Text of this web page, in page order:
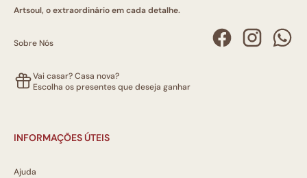
Artsoul, o extraordinário em cada detalhe.
Sobre Nós
Vai casar? Casa nova?
Escolha os presentes que deseja ganhar
INFORMAÇÕES ÚTEIS
Ajuda